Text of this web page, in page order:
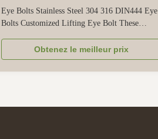
Boulon à œil de levage
personnalisé
Eye Bolts Stainless Steel 304 316 DIN444 Eye
Bolts Customized Lifting Eye Bolt These
securing in industrial, commercial, and
mechanical applications. They are made of
stainless steel 304 and 316, which have good
Obtenez le meilleur prix